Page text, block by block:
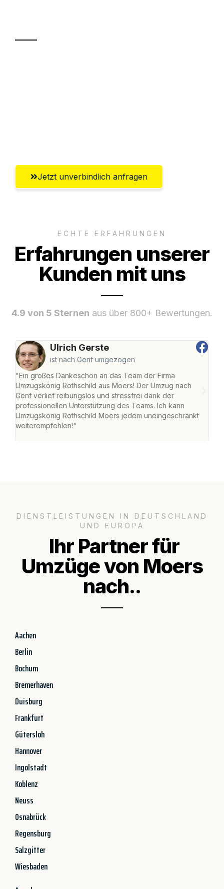
Jetzt unverbindlich anfragen
ECHTE ERFAHRUNGEN
Erfahrungen unserer
Kunden mit uns
4.9 von 5 Sternen aus über 800+ Bewertungen.
Ulrich Gerste
ist nach Genf umgezogen
"Ein großes Dankeschön an das Team der Firma
Umzugskönig Rothschild aus Moers! Der Umzug nach
Genf verlief reibungslos und stressfrei dank der
professionellen Unterstützung des Teams. Ich kann
Umzugskönig Rothschild Moers jedem uneingeschränkt
weiterempfehlen!"
DIENSTLEISTUNGEN IN DEUTSCHLAND
UND EUROPA
Ihr Partner für
Umzüge von Moers
nach..
Aachen
Berlin
Bochum
Bremerhaven
Duisburg
Frankfurt
Gütersloh
Hannover
Ingolstadt
Koblenz
Neuss
Osnabrück
Regensburg
Salzgitter
Wiesbaden